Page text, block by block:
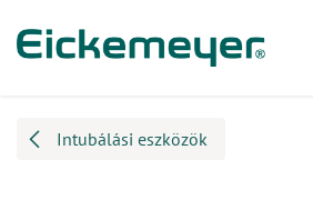
Intubálási eszközök